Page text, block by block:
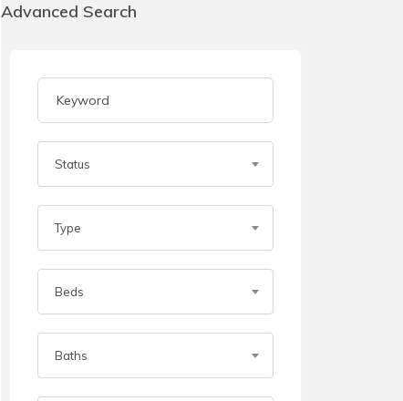
Advanced Search
Status
Type
Beds
Baths